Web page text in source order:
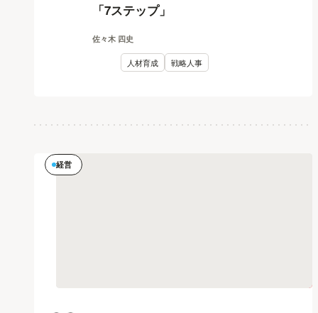
「7ステップ」
佐々木 四史
人材育成 戦略人事
経営